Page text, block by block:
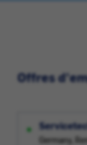
Offres
Germany,